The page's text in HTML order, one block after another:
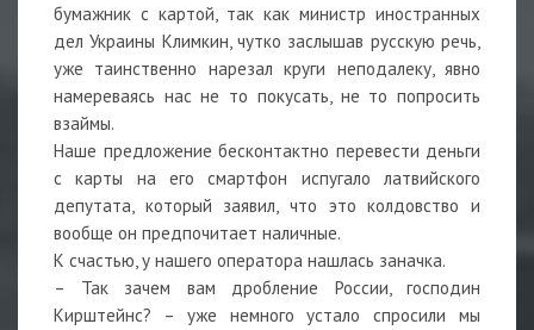
бумажник с картой, так как министр иностранных
дел Украины Климкин, чутко заслышав русскую речь,
уже таинственно нарезал круги неподалеку, явно
намереваясь нас не то покусать, не то попросить
взаймы.
Наше предложение бесконтактно перевести деньги
с карты на его смартфон испугало латвийского
депутата, который заявил, что это колдовство и
вообще он предпочитает наличные.
К счастью, у нашего оператора нашлась заначка.
– Так зачем вам дробление России, господин
Кирштейнс? – уже немного устало спросили мы